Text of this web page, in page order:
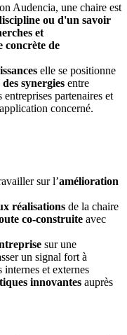
Audencia, une chaire est
ou d'un savoir
et
concrète de
elle se positionne
synergies entre
partenaires et
concerné.
sur l’amélioration
réalisations de la chaire
co-construite avec
sur une
un signal fort à
internes et externes
innovantes auprès